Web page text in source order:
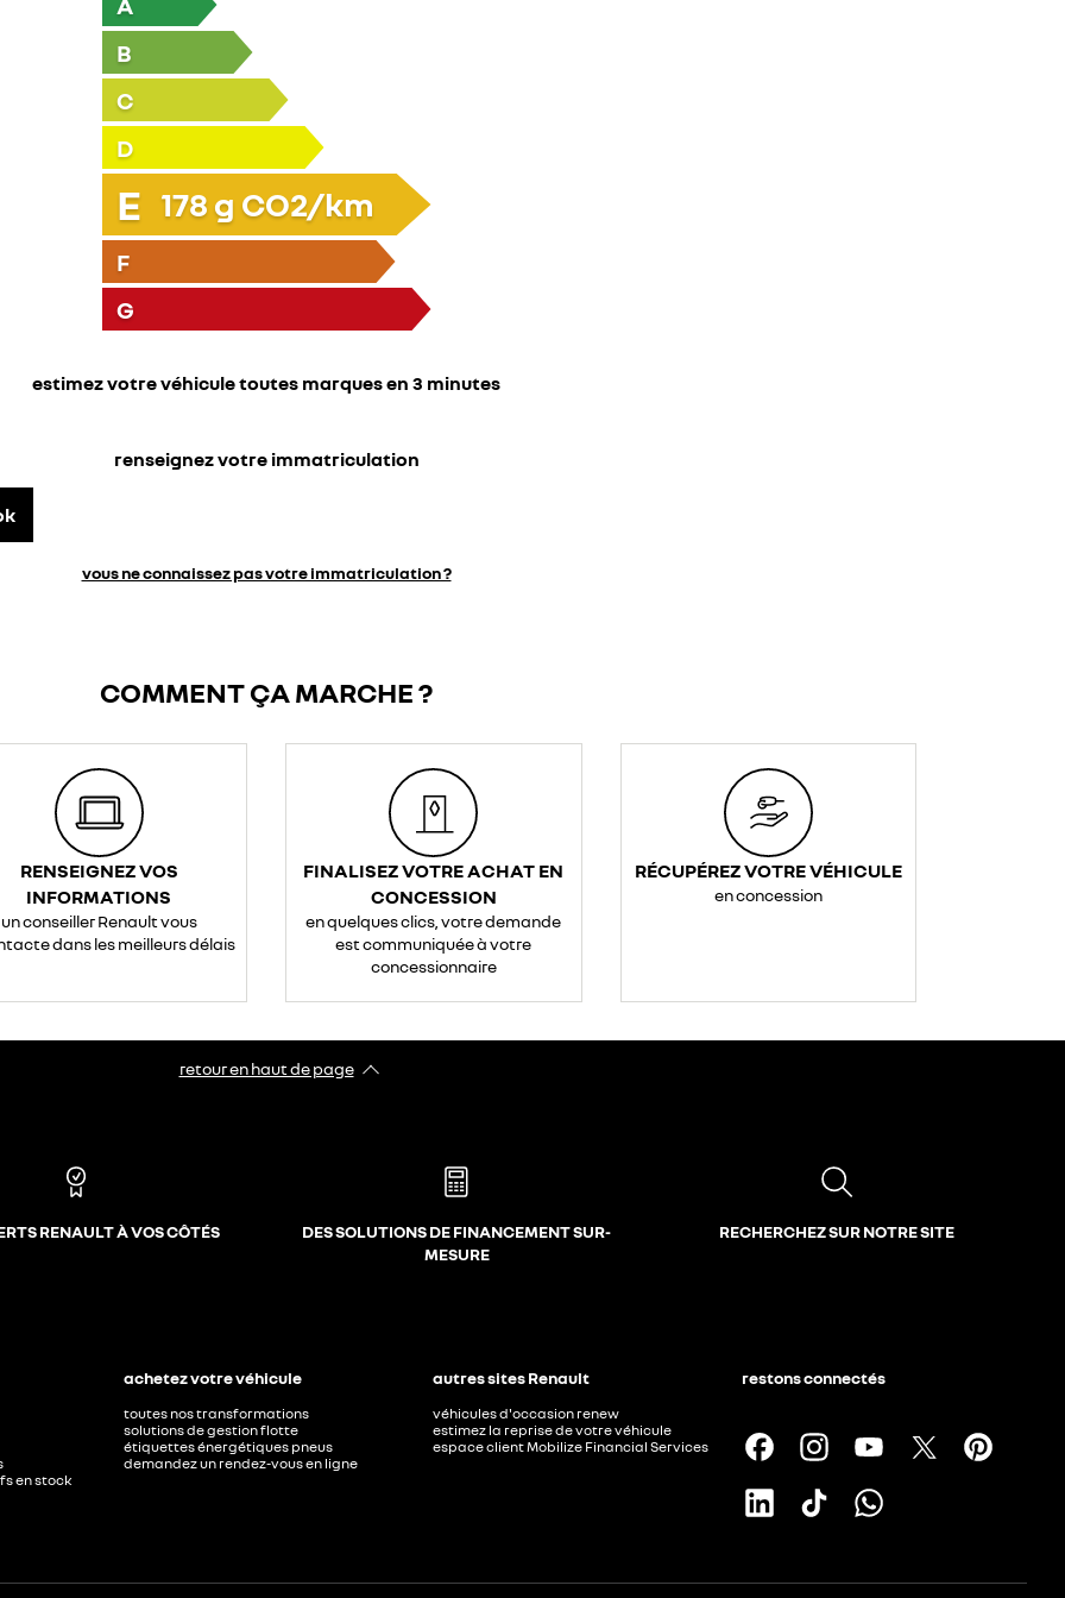
B
C
D
E 178 g CO2/km
F
G
estimez votre véhicule toutes marques en 3 minutes
renseignez votre immatriculation
vous ne connaissez pas votre immatriculation ?
COMMENT ÇA MARCHE ?
RENSEIGNEZ VOS
INFORMATIONS
un conseiller Renault vous
dans les meilleurs délais
FINALISEZ VOTRE ACHAT EN
CONCESSION
en quelques clics, votre demande
est communiquée à votre
concessionnaire
RÉCUPÉREZ VOTRE VÉHICULE
en concession
retour en haut de page​
RENAULT À VOS CÔTÉS
DES SOLUTIONS DE FINANCEMENT SUR-
MESURE
RECHERCHEZ SUR NOTRE SITE
en stock
achetez votre véhicule
toutes nos transformations
solutions de gestion flotte
étiquettes énergétiques pneus
demandez un rendez-vous en ligne
autres sites Renault
véhicules d'occasion renew
estimez la reprise de votre véhicule
espace client Mobilize Financial Services
restons connectés